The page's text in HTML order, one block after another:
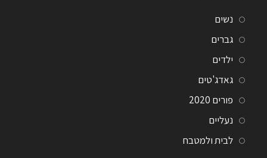
נשים
גברים
ילדים
גאדג'טים
פורים 2020
נעליים
לבית ולמטבח